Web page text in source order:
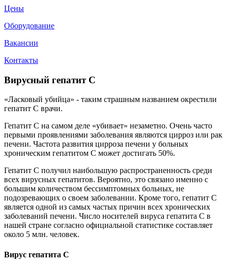
Цены
Оборудование
Вакансии
Контакты
Вирусный гепатит C
«Ласковый убийца» - таким страшным названием окрестили
гепатит С врачи.
Гепатит С на самом деле «убивает» незаметно. Очень часто
первыми проявлениями заболевания являются цирроз или рак
печени. Частота развития цирроза печени у больных
хроническим гепатитом С может достигать 50%.
Гепатит С получил наибольшую распространенность среди
всех вирусных гепатитов. Вероятно, это связано именно с
большим количеством бессимптомных больных, не
подозревающих о своем заболевании. Кроме того, гепатит С
является одной из самых частых причин всех хронических
заболеваний печени. Число носителей вируса гепатита С в
нашей стране согласно официальной статистике составляет
около 5 млн. человек.
Вирус гепатита С